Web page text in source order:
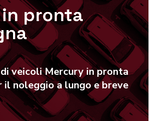
pronta
diveicoli Mercury in pronta
noleggio a lungo e breve